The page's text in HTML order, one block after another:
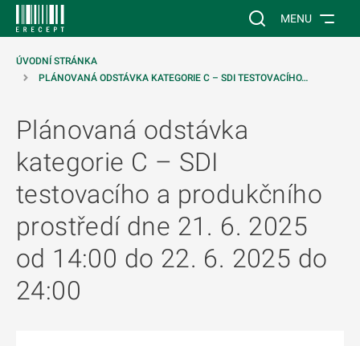
Vyhledávání na
MENU
ÚVODNÍ STRÁNKA
PLÁNOVANÁ ODSTÁVKA KATEGORIE C – SDI TESTOVACÍHO…
Plánovaná odstávka
kategorie C – SDI
testovacího a produkčního
prostředí dne 21. 6. 2025
od 14:00 do 22. 6. 2025 do
24:00